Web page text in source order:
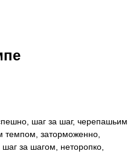
шаг за шаг, черепашьим
темпом, заторможенно,
за шагом, неторопко,